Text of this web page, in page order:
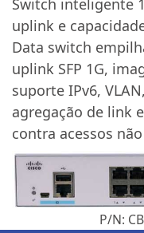
uplink e
Data switch
uplink SFP 1G,
suporte IPv6,
agregação de link
contra acessos
P/N: